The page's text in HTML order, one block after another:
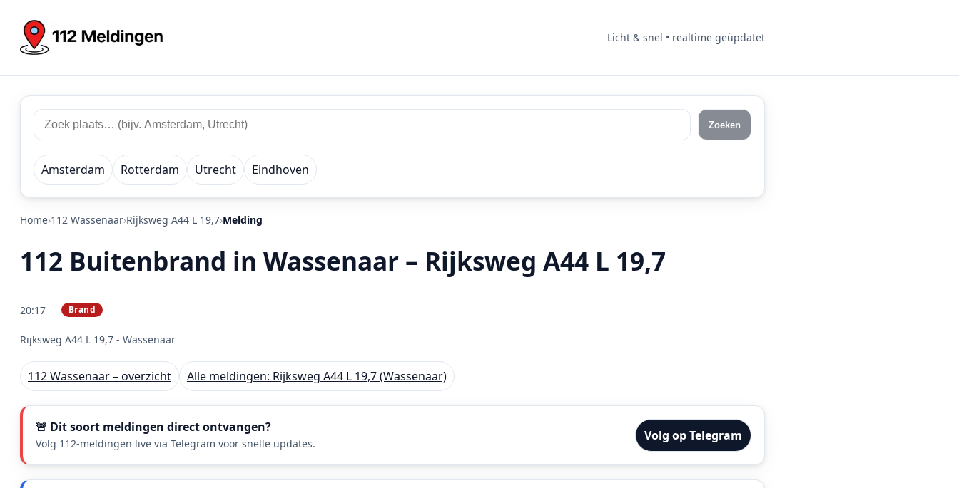
Licht & snel • realtime geüpdatet
Zoek 112 meldingen
Zoek plaats of regio Zoeken
Amsterdam Rotterdam Utrecht Eindhoven
Home 112 Wassenaar Rijksweg A44 L 19,7 Melding
112 Buitenbrand in Wassenaar – Rijksweg A44 L 19,7
20:17 Brand
Rijksweg A44 L 19,7 - Wassenaar
112 Wassenaar – overzicht Alle meldingen: Rijksweg A44 L 19,7 (Wassenaar)
🚨 Dit soort meldingen direct ontvangen?
Volg 112-meldingen live via Telegram voor snelle updates.
Volg op Telegram